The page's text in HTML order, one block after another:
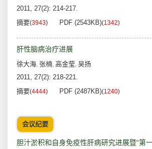
2011, 27(2): 214-217.
摘要(3943) PDF (2543KB)(1342)
肝性脑病治疗进展
徐大海, 张楠, 高金莹, 吴扬
2011, 27(2): 218-221.
摘要(4444) PDF (2487KB)(1240)
会议纪要
胆汁淤积和自身免疫性肝病研究进展暨“第